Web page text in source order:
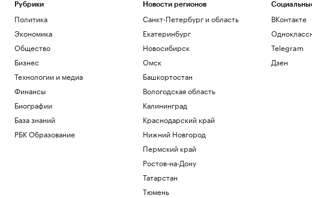
Рубрики
Политика
Экономика
Общество
Бизнес
Технологии и медиа
Финансы
Биографии
База знаний
РБК Образование
Новости регионов
Санкт-Петербург и область
Екатеринбург
Новосибирск
Омск
Башкортостан
Вологодская область
Калининград
Краснодарский край
Нижний Новгород
Пермский край
Ростов-на-Дону
Татарстан
Тюмень
ВКонтакте
Telegram
Дзен